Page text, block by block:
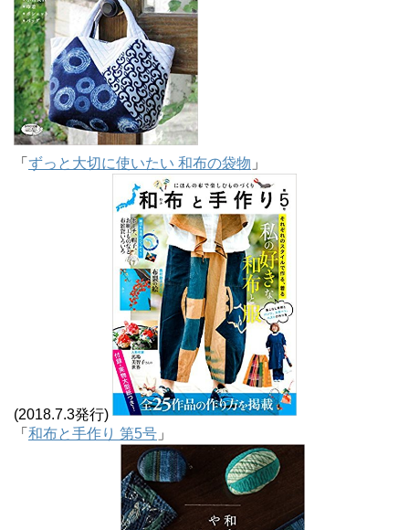
「 ずっと大切に使いたい 和布の袋物 」
(2018.7.3発行)
「 和布と手作り 第5号 」